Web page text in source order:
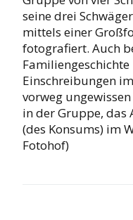
seine drei
mittels einer
fotografiert. Auch
Einschreibungen
vorweg
in der Gruppe, das
(des Konsums) im
Fotohof)